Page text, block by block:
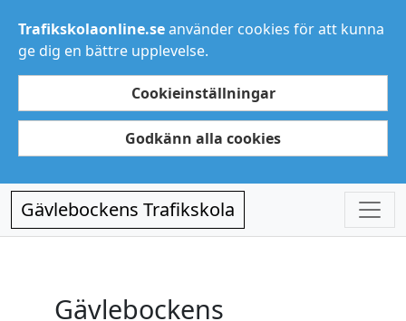
Trafikskolaonline.seanvänder cookies för att kunna
ge dig en bättre upplevelse.
Cookieinställningar
Godkänn alla cookies
Gävlebockens Trafikskola
Gävlebockens